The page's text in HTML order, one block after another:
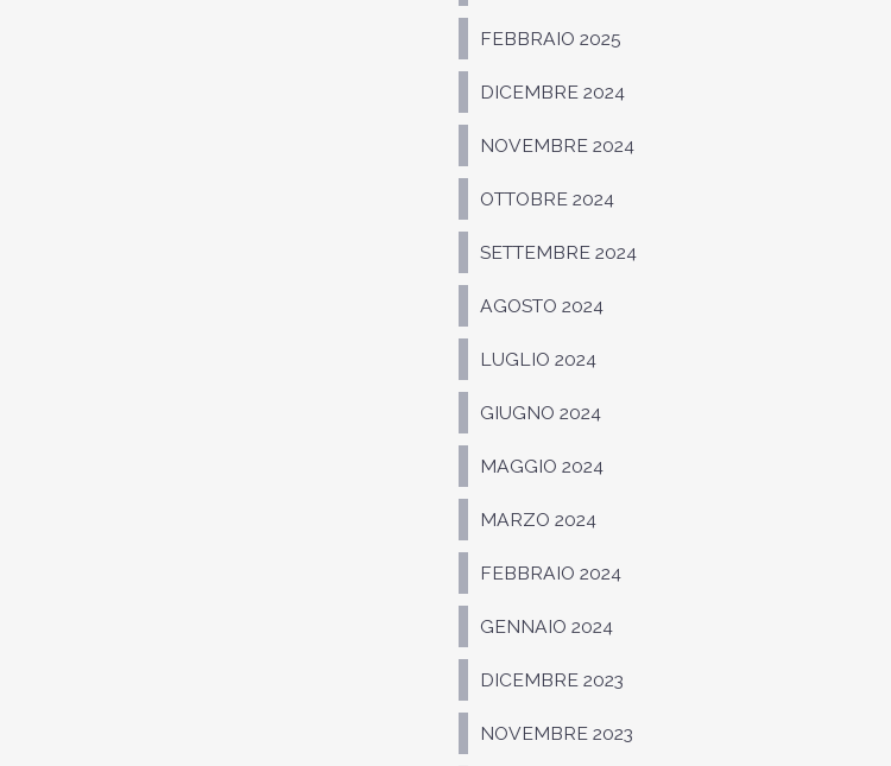
FEBBRAIO 2025
DICEMBRE 2024
NOVEMBRE 2024
OTTOBRE 2024
SETTEMBRE 2024
AGOSTO 2024
LUGLIO 2024
GIUGNO 2024
MAGGIO 2024
MARZO 2024
FEBBRAIO 2024
GENNAIO 2024
DICEMBRE 2023
NOVEMBRE 2023